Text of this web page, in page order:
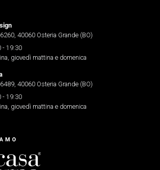
40060 Osteria Grande (BO)
- 19:30
giovedì mattina e domenica
40060 Osteria Grande (BO)
- 19:30
giovedì mattina e domenica